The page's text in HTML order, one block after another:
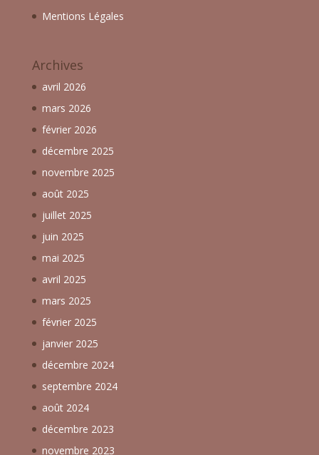
Mentions Légales
Archives
avril 2026
mars 2026
février 2026
décembre 2025
novembre 2025
août 2025
juillet 2025
juin 2025
mai 2025
avril 2025
mars 2025
février 2025
janvier 2025
décembre 2024
septembre 2024
août 2024
décembre 2023
novembre 2023